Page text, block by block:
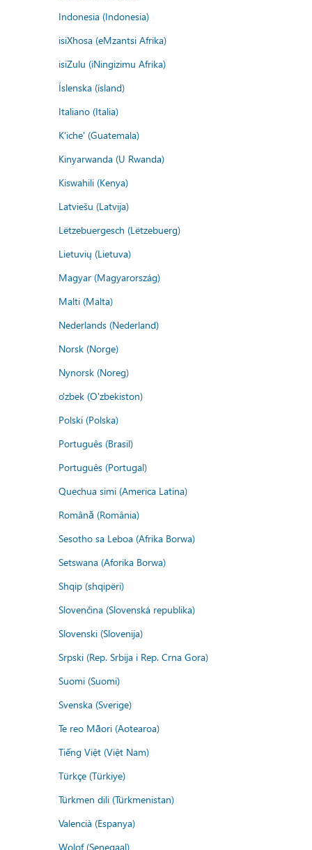
Indonesia (Indonesia)
isiXhosa (eMzantsi Afrika)
isiZulu (iNingizimu Afrika)
Íslenska (ísland)
Italiano (Italia)
K'iche' (Guatemala)
Kinyarwanda (U Rwanda)
Kiswahili (Kenya)
Latviešu (Latvija)
Lëtzebuergesch (Lëtzebuerg)
Lietuvių (Lietuva)
Magyar (Magyarország)
Malti (Malta)
Nederlands (Nederland)
Norsk (Norge)
Nynorsk (Noreg)
o'zbek (O'zbekiston)
Polski (Polska)
Português (Brasil)
Português (Portugal)
Quechua simi (America Latina)
Română (România)
Sesotho sa Leboa (Afrika Borwa)
Setswana (Aforika Borwa)
Shqip (shqipëri)
Slovenčina (Slovenská republika)
Slovenski (Slovenija)
Srpski (Rep. Srbija i Rep. Crna Gora)
Suomi (Suomi)
Svenska (Sverige)
Te reo Māori (Aotearoa)
Tiếng Việt (Việt Nam)
Türkçe (Türkiye)
Türkmen dili (Türkmenistan)
Valencià (Espanya)
Wolof (Senegaal)